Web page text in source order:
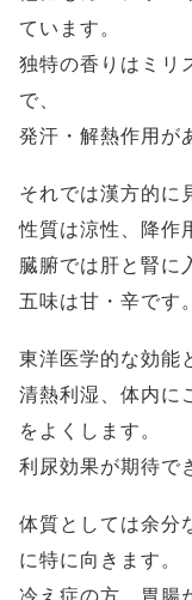
ています。
独特の香りはミリ
で、
発汗・解熱作用が
それでは漢方的に
性質は涼性、降作
臓腑では肝と腎に
五味は甘・辛です。
東洋医学的な効能
清熱利湿、体内に
をよくします。
利尿効果が期待で
体質としては余分
に特に向きます。
冷え症の方、胃腸